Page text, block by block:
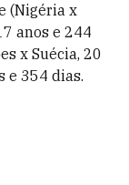
(Nigéria x
anos e 244
x Suécia, 20
e 354 dias.